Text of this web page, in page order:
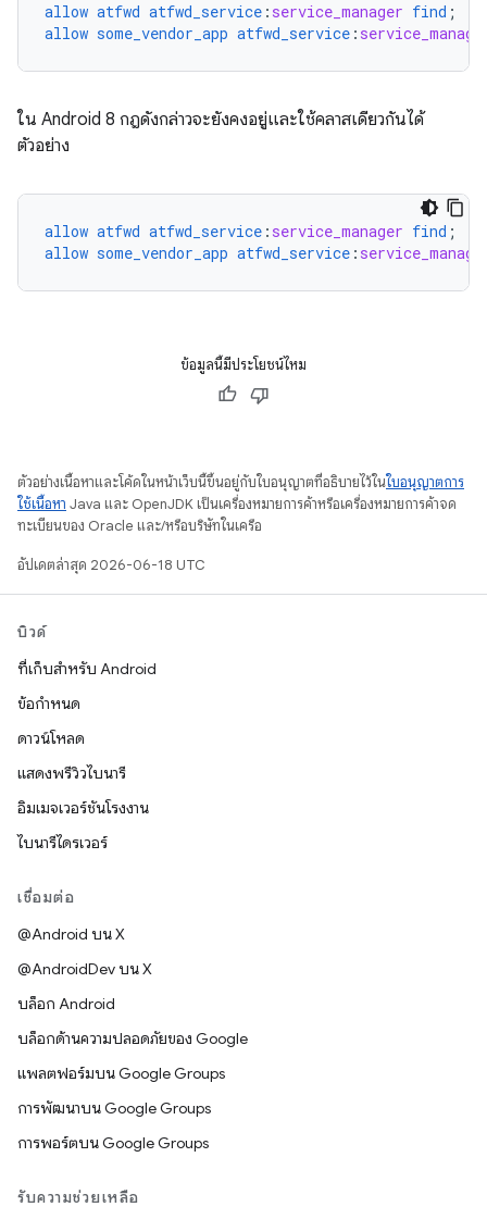
allow atfwd atfwd_service : service_manager find ;
allow some_vendor_app atfwd_service :
ใน Android 8 กฎดังกล่าวจะยังคงอยู่และใช้คลาสเดียวกันได้
ตัวอย่าง
allow atfwd atfwd_service : service_manager find ;
allow some_vendor_app atfwd_service :
ข้อมูลนี้มีประโยชน์ไหม
ตัวอย่างเนื้อหาและโค้ดในหน้าเว็บนี้ขึ้นอยู่กับใบอนุญาตที่อธิบายไว้ในใบอนุญาตการ
ใช้เนื้อหา Java และ OpenJDK เป็นเครื่องหมายการค้าหรือเครื่องหมายการค้าจด
ทะเบียนของ Oracle และ/หรือบริษัทในเครือ
อัปเดตล่าสุด 2026-06-18 UTC
บิวด์
ที่เก็บสำหรับ Android
ข้อกำหนด
ดาวน์โหลด
แสดงพรีวิวไบนารี
อิมเมจเวอร์ชันโรงงาน
ไบนารีไดรเวอร์
เชื่อมต่อ
@Android บน X
@AndroidDev บน X
บล็อก Android
บล็อกด้านความปลอดภัยของ Google
แพลตฟอร์มบน Google Groups
การพัฒนาบน Google Groups
การพอร์ตบน Google Groups
รับความช่วยเหลือ